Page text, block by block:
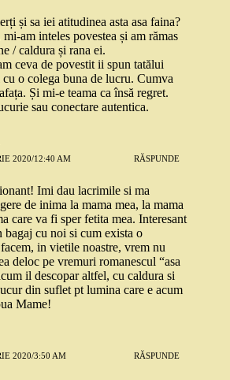
și sa iei atitudinea asta asa faina?
am inteles povestea și am rămas
/ caldura și rana ei.
ceva de povestit ii spun tatălui
o colega buna de lucru. Cumva
Și mi-e teama ca însă regret.
sau conectare autentica.
2020/12:40 AM RĂSPUNDE
Imi dau lacrimile si ma
de inima la mama mea, la mama
care va fi sper fetita mea. Interesant
bagaj cu noi si cum exista o
in vietile noastre, vrem nu
deloc pe vremuri romanescul “asa
il descopar altfel, cu caldura si
din suflet pt lumina care e acum
Mame!
2020/3:50 AM RĂSPUNDE